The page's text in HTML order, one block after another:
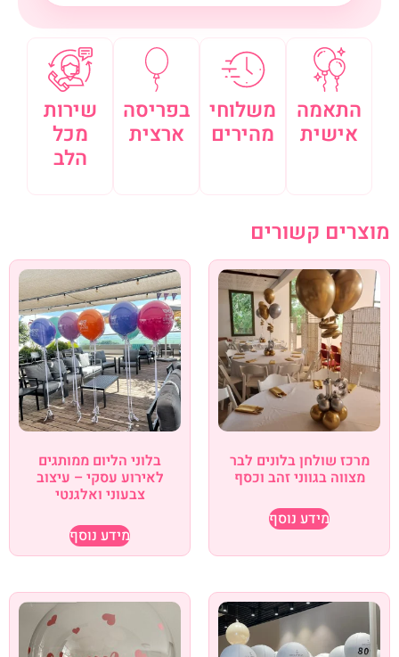
שירות
מכל
הלב
בפריסה
ארצית
משלוחי
מהירים
התאמה
אישית
מוצרים קשורים
מרכז שולחן בלונים לבר
מצווה בגווני זהב וכסף
מידע נוסף
בלוני הליום ממותגים
לאירוע עסקי – עיצוב
צבעוני ואלגנטי
מידע נוסף